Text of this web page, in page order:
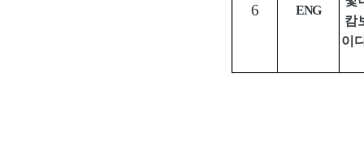
6 ENG
캄
이